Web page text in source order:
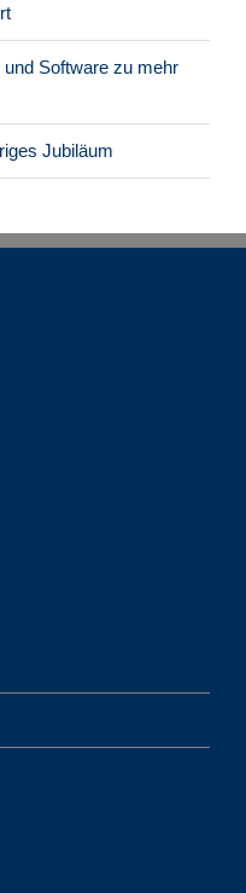
Software zu mehr
Jubiläum